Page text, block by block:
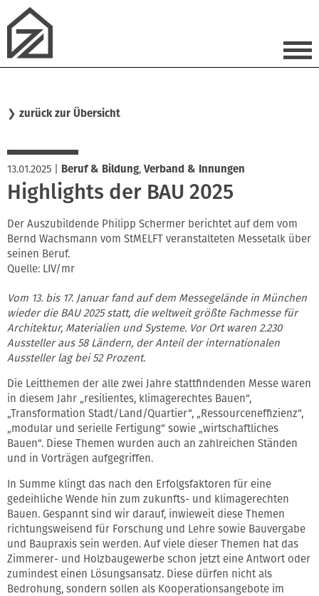
❯ zurück zur Übersicht
13.01.2025 Beruf & Bildung, Verband & Innungen
Highlights der BAU 2025
Der Auszubildende Philipp Schermer berichtet auf dem vom
Bernd Wachsmann vom StMELFT veranstalteten Messetalk über
seinen Beruf.
Quelle: LIV/mr
Vom 13. bis 17. Januar fand auf dem Messegelände in München
wieder die BAU 2025 statt, die weltweit größte Fachmesse für
Architektur, Materialien und Systeme. Vor Ort waren 2.230
Aussteller aus 58 Ländern, der Anteil der internationalen
Aussteller lag bei 52 Prozent.
Die Leitthemen der alle zwei Jahre stattfindenden Messe waren
in diesem Jahr „resilientes, klimagerechtes Bauen“,
„Transformation Stadt/Land/Quartier“, „Ressourceneffizienz“,
„modular und serielle Fertigung“ sowie „wirtschaftliches
Bauen“. Diese Themen wurden auch an zahlreichen Ständen
und in Vorträgen aufgegriffen.
In Summe klingt das nach den Erfolgsfaktoren für eine
gedeihliche Wende hin zum zukunfts- und klimagerechten
Bauen. Gespannt sind wir darauf, inwieweit diese Themen
richtungsweisend für Forschung und Lehre sowie Bauvergabe
und Baupraxis sein werden. Auf viele dieser Themen hat das
Zimmerer- und Holzbaugewerbe schon jetzt eine Antwort oder
zumindest einen Lösungsansatz. Diese dürfen nicht als
Bedrohung, sondern sollen als Kooperationsangebote im